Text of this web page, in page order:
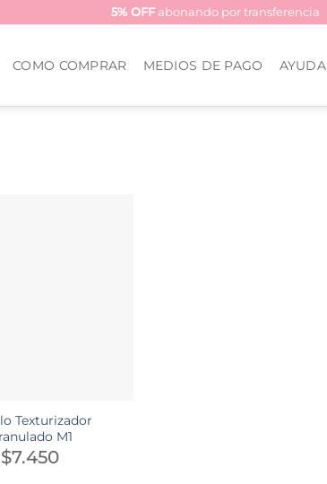
5% OFFabonando por transferencia
COMO COMPRAR MEDIOS DE PAGO AYUDA
Texturizador
M1
$7.450